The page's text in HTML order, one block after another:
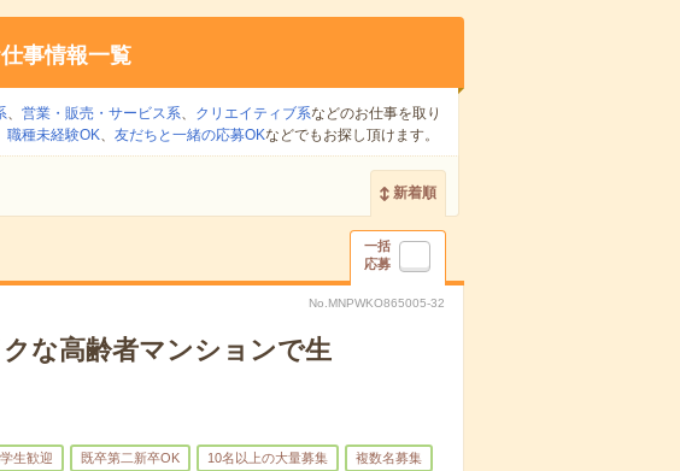
事情報一覧
、 営業・販売・サービス系、 クリエイティブ系などのお仕事を取り
職種未経験OK、 友だちと一緒の応募OKなどでもお探し頂けます。
新着順
一括
応募
No.MNPWKO865005-32
な高齢者マンションで生
生歓迎 既卒第二新卒OK 10名以上の大量募集 複数名募集